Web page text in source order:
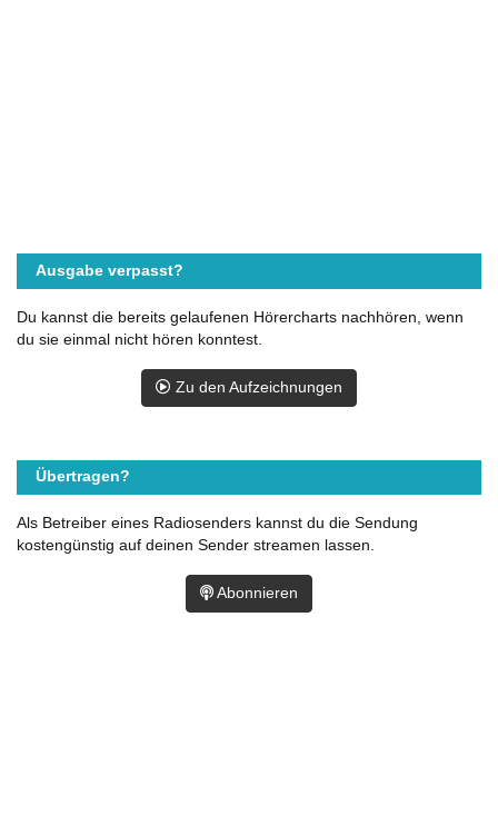
Ausgabe verpasst?
Du kannst die bereits gelaufenen Hörercharts nachhören, wenn
du sie einmal nicht hören konntest.
Zu den Aufzeichnungen
Übertragen?
Als Betreiber eines Radiosenders kannst du die Sendung
kostengünstig auf deinen Sender streamen lassen.
Abonnieren